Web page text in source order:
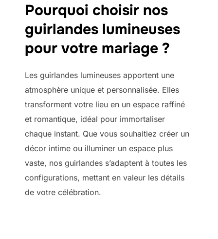
Pourquoi choisir nos
guirlandes lumineuses
pour votre mariage ?
Les guirlandes lumineuses apportent une
atmosphère unique et personnalisée. Elles
transforment votre lieu en un espace raffiné
et romantique, idéal pour immortaliser
chaque instant. Que vous souhaitiez créer un
décor intime ou illuminer un espace plus
vaste, nos guirlandes s’adaptent à toutes les
configurations, mettant en valeur les détails
de votre célébration.